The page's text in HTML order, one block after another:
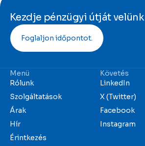
Kezdje pénzügyi útját velünk
Foglaljon időpontot.
Menü
Rólunk
Szolgáltatások
Árak
Hír
Érintkezés
Követés
LinkedIn
X (Twitter)
Facebook
Instagram